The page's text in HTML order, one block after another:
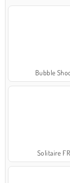
Bubble
Solitaire